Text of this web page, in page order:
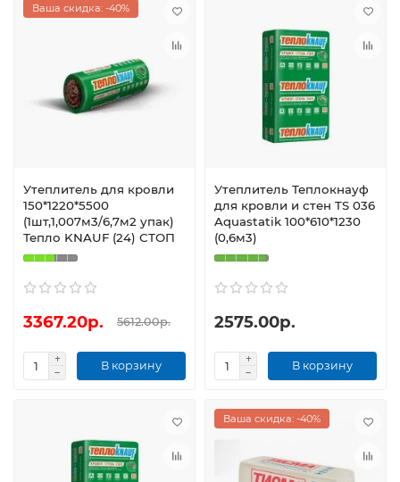
Ваша скидка: -40%
Утеплитель для кровли
150*1220*5500
(1шт,1,007м3/6,7м2 упак)
Тепло KNAUF (24) СТОП
3367.20р. 5612.00р.
В корзину
Утеплитель Теплокнауф
для кровли и стен TS 036
Aquastatik 100*610*1230
(0,6м3)
2575.00р.
В корзину
Ваша скидка: -40%